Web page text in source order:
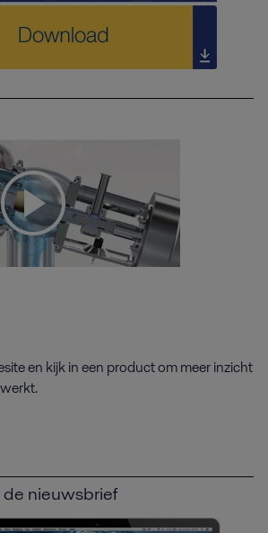
en kijk in een product om meer inzicht
nieuwsbrief